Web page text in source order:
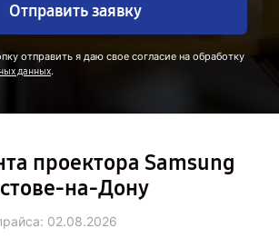
Отправить заявку
отправить я даю свое согласие на обработку
данных.
проектора Samsung
на-Дону
02.08.2026